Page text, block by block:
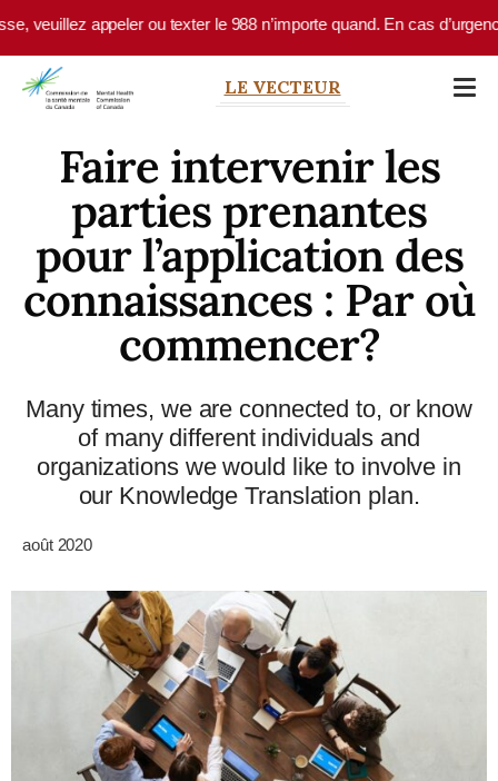
Skip to main content
appeler ou texter le 988 n’importe quand. En cas d’urgence,
LE VECTEUR
Faire intervenir les
parties prenantes
pour l’application des
connaissances : Par où
commencer?
Many times, we are connected to, or know
of many different individuals and
organizations we would like to involve in
our Knowledge Translation plan.
août 2020